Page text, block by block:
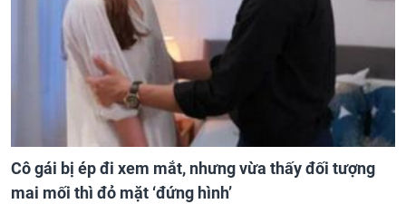
Cô gái bị ép đi xem mắt, nhưng vừa thấy đối tượng
mai mối thì đỏ mặt ‘đứng hình’